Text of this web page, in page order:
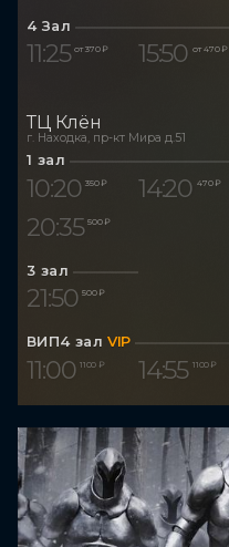
4 Зал
11:25 от 370 ₽ 15:50 от 470 ₽
ТЦ Клён
г. Находка, пр-кт Мира д.51
1 зал
10:20 350 ₽ 14:20 470 ₽
20:35 500 ₽
3 зал
21:50 500 ₽
ВИП4 зал VIP
11:00 1 100 ₽ 14:55 1 100 ₽